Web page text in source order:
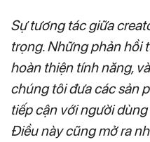
Sự tương tác giữa
trọng. Những phản hồi
hoàn thiện tính năng,
chúng tôi đưa các sản
tiếp cận với người
Điều này cũng mở ra